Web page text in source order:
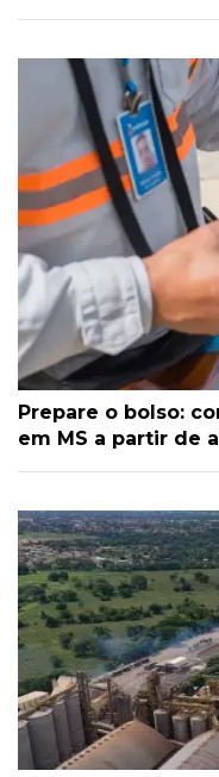
Prepare o bolso:
em MS a partir de